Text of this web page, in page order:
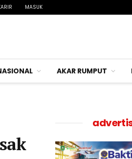
MASUK
AKAR RUMPUT